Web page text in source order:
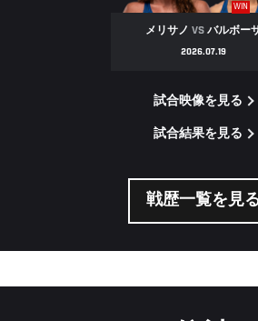
WIN
メリサノ VSバルボー
2026.07.19
試合映像を見る
試合結果を見る
戦歴一覧を見